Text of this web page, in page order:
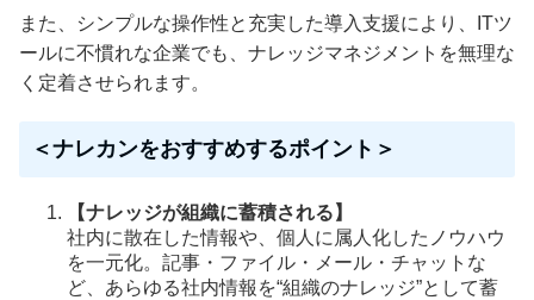
また、シンプルな操作性と充実した導入支援により、ITツ
ールに不慣れな企業でも、ナレッジマネジメントを無理な
く定着させられます。
＜ナレカンをおすすめするポイント＞
【ナレッジが組織に蓄積される】
社内に散在した情報や、個人に属人化したノウハウ
を一元化。記事・ファイル・メール・チャットな
ど、あらゆる社内情報を“組織のナレッジ”として蓄